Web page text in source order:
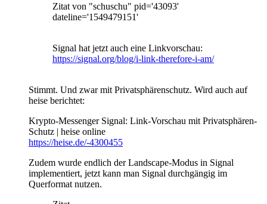
Zitat von "schuschu" pid='43093'
dateline='1549479151'
Signal hat jetzt auch eine Linkvorschau:
https://signal.org/blog/i-link-therefore-i-am/
Stimmt. Und zwar mit Privatsphärenschutz. Wird auch auf
heise berichtet:
Krypto-Messenger Signal: Link-Vorschau mit Privatsphären-
Schutz | heise online
https://heise.de/-4300455
Zudem wurde endlich der Landscape-Modus in Signal
implementiert, jetzt kann man Signal durchgängig im
Querformat nutzen.